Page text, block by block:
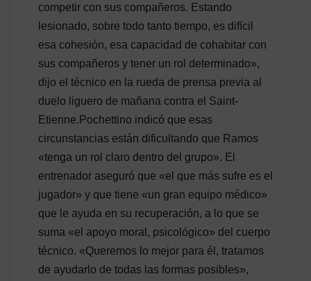
competir con sus compañeros. Estando
lesionado, sobre todo tanto tiempo, es difícil
esa cohesión, esa capacidad de cohabitar con
sus compañeros y tener un rol determinado»,
dijo el técnico en la rueda de prensa previa al
duelo liguero de mañana contra el Saint-
Etienne.Pochettino indicó que esas
circunstancias están dificultando que Ramos
«tenga un rol claro dentro del grupo». El
entrenador aseguró que «el que más sufre es el
jugador» y que tiene «un gran equipo médico»
que le ayuda en su recuperación, a lo que se
suma «el apoyo moral, psicológico» del cuerpo
técnico. «Queremos lo mejor para él, tratamos
de ayudarlo de todas las formas posibles»,